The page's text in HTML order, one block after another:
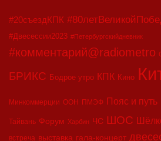
#20съездКПК
#Двесессии2023 #Петербургскийдневник
#комментарий@radiometro
БРИКС Бодрое утро КПК Кино
Минкоммерции ООН ПМЭФ Пояс и путь
Тайвань Форум Харбин ЧС ШОС
встреча выставка гала-концерт